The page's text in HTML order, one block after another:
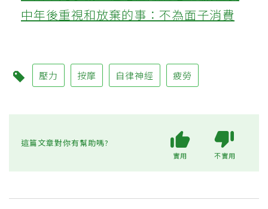
中年後重視和放棄的事：不為面子消費
壓力 按摩 自律神經 疲勞
這篇文章對你有幫助嗎?
實用 不實用